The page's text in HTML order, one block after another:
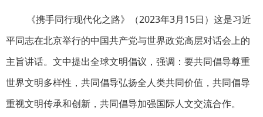
《携手同行现代化之路》（2023年3月15日）这是习近
平同志在北京举行的中国共产党与世界政党高层对话会上的
主旨讲话。文中提出全球文明倡议，强调：要共同倡导尊重
世界文明多样性，共同倡导弘扬全人类共同价值，共同倡导
重视文明传承和创新，共同倡导加强国际人文交流合作。